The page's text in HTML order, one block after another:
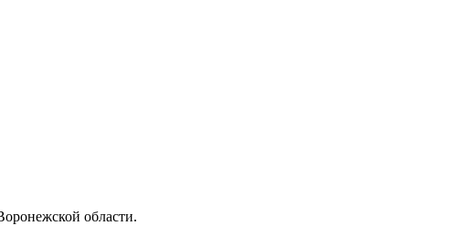
области.